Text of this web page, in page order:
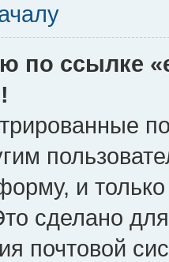
по ссылке
и
сделано
почтовой